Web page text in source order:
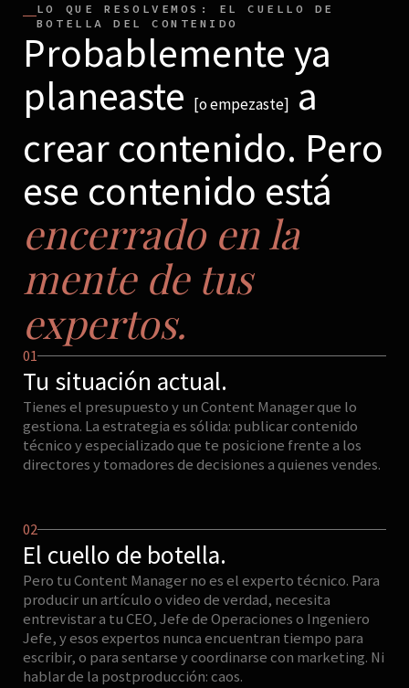
LO QUE RESOLVEMOS: EL CUELLO DE
BOTELLA DEL CONTENIDO
Probablemente ya
planeaste [o empezaste] a
crear contenido. Pero
ese contenido está
encerrado en la
mente de tus
expertos.
01
Tu situación actual.
Tienes el presupuesto y un Content Manager que lo
gestiona. La estrategia es sólida: publicar contenido
técnico y especializado que te posicione frente a los
directores y tomadores de decisiones a quienes vendes.
02
El cuello de botella.
Pero tu Content Manager no es el experto técnico. Para
producir un artículo o video de verdad, necesita
entrevistar a tu CEO, Jefe de Operaciones o Ingeniero
Jefe, y esos expertos nunca encuentran tiempo para
escribir, o para sentarse y coordinarse con marketing. Ni
hablar de la postproducción: caos.